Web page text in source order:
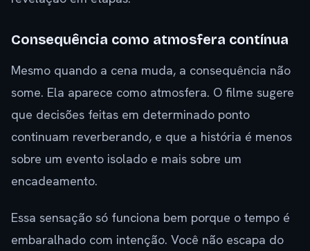
Consequência como atmosfera contínua
Mesmo quando a cena muda, a consequência não
some. Ela aparece como atmosfera. O filme sugere
que decisões feitas em determinado ponto
continuam reverberando, e que a história é menos
sobre um evento isolado e mais sobre um
encadeamento.
Essa sensação só funciona bem porque o tempo é
embaralhado com intenção. Você não escapa do